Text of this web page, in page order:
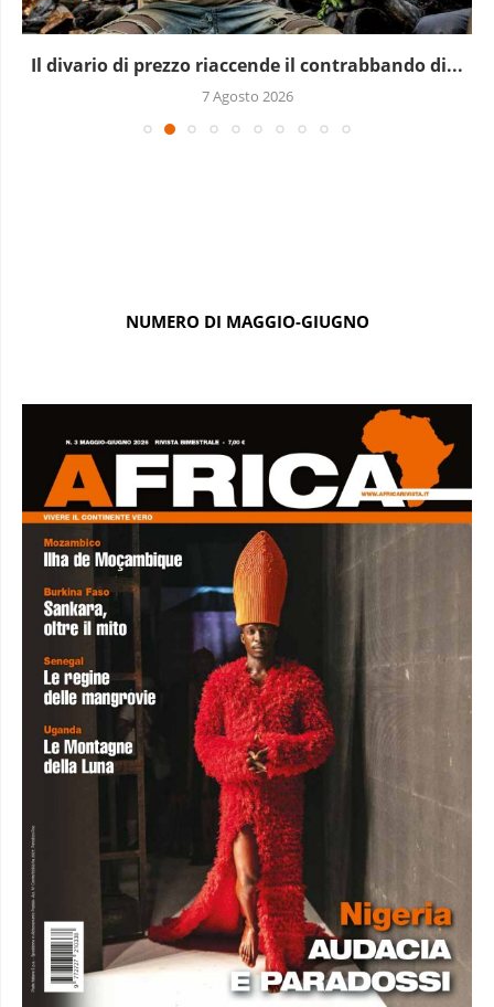
Il divario di prezzo riaccende il contrabbando di...
7 Agosto 2026
NUMERO DI MAGGIO-GIUGNO